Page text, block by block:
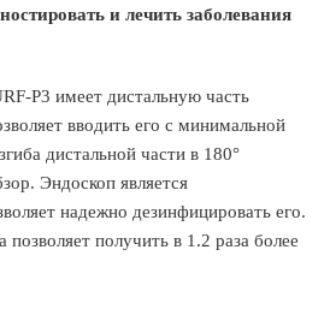
и лечить заболевания
P3 имеет дистальную часть
вводить его с минимальной
дистальной части в 180°
Эндоскоп является
надежно дезинфицировать его.
позволяет получить в 1.2 раза более